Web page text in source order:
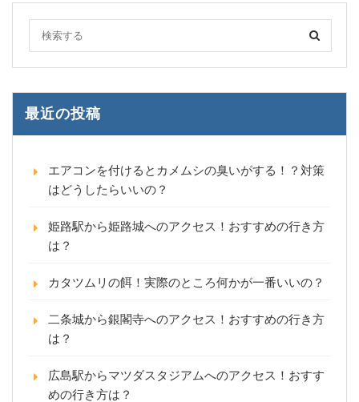
最近の投稿
エアコンを付けるとカメムシの臭いがする！？対策
はどうしたらいいの？
姫路駅から姫路城へのアクセス！おすすめの行き方
は？
カタツムリの餌！実際のところ何かが一番いいの？
二条城から銀閣寺へのアクセス！おすすめの行き方
は？
広島駅からマツダスタジアムへのアクセス！おすす
めの行き方は？